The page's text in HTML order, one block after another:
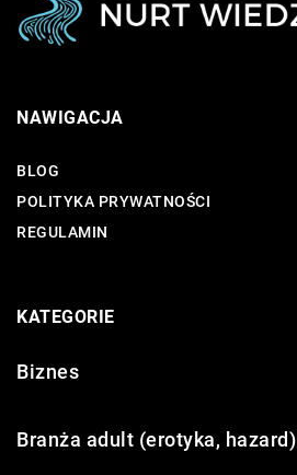
NAWIGACJA
BLOG
POLITYKA PRYWATNOŚCI
REGULAMIN
KATEGORIE
Biznes
Branża adult (erotyka, hazard)